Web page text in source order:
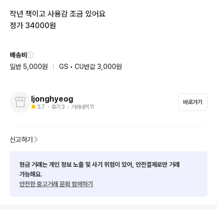
작년 책이고 사용감 조금 있어요
정가 34000원
배송비
일반 5,000원
GS • CU반값 3,000원
Ijonghyeog
3.7 ・ 후기 3 ・ 거래내역 11
바로가기
신고하기
현금 거래는 개인 정보 노출 및 사기 위험이 있어, 안전결제로만 거래
가능해요.
안전한 중고거래 문화 함께하기